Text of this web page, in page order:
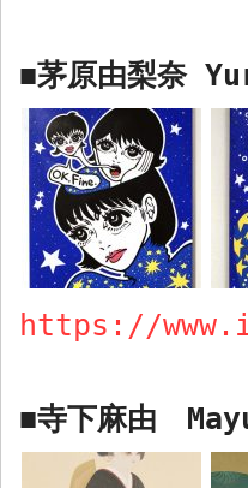
■茅原由梨奈
https://
■寺下麻由